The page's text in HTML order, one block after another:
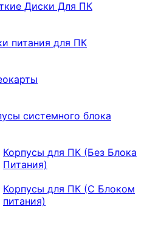
Диски Для ПК
питания для ПК
системного блока
Корпусы для ПК (Без Блока
Питания)
Корпусы для ПК (С Блоком
питания)